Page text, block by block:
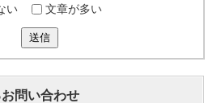
い 文章が多い
送信
お問い合わせ